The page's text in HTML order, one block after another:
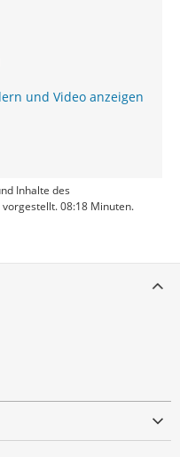
und Video anzeigen
Inhalte des
08:18 Minuten.